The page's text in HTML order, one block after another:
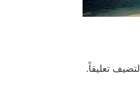
لتضيف تعليقاً.